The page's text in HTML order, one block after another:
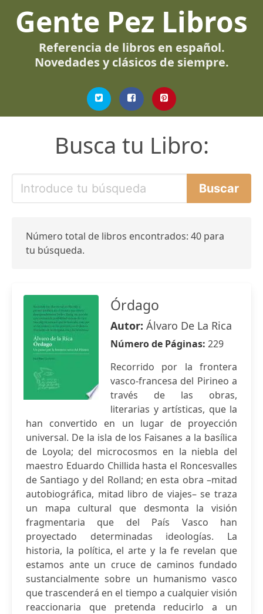
Gente Pez Libros
Referencia de libros en español.
Novedades y clásicos de siempre.
Busca tu Libro:
Número total de libros encontrados: 40 para
tu búsqueda.
Órdago
Autor: Álvaro De La Rica
Número de Páginas: 229
Recorrido por la frontera
vasco-francesa del Pirineo a
través de las obras,
literarias y artísticas, que la
han convertido en un lugar de proyección
universal. De la isla de los Faisanes a la basílica
de Loyola; del microcosmos en la niebla del
maestro Eduardo Chillida hasta el Roncesvalles
de Santiago y del Rolland; en esta obra –mitad
autobiográfica, mitad libro de viajes– se traza
un mapa cultural que desmonta la visión
fragmentaria que del País Vasco han
proyectado determinadas ideologías. La
historia, la política, el arte y la fe revelan que
estamos ante un cruce de caminos fundado
sustancialmente sobre un humanismo vasco
que trascenderá en el tiempo a cualquier visión
reaccionaria que pretenda reducirlo a un